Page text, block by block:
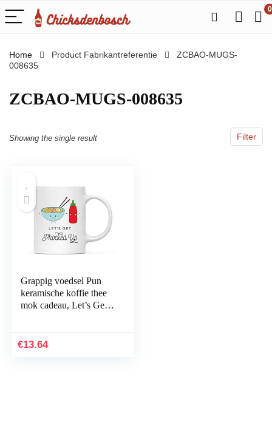
0
Home Product Fabrikantreferentie
ZCBAO-MUGS-
008635
ZCBAO-MUGS-008635
Filter
Showing the single result
Grappig voedsel Pun
keramische koffie thee
mok cadeau, Let’s Get
1-pack…
€13.64